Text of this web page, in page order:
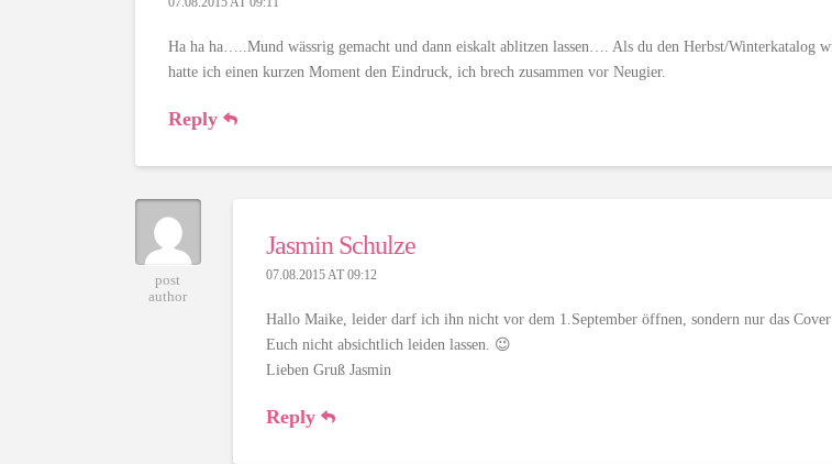
Ha ha ha…..Mund wässrig gemacht und dann eiskalt ablitzen lassen…. Als du den Herbst/Winterkatalog
hatte ich einen kurzen Moment den Eindruck, ich brech zusammen vor Neugier.
Reply
post
author
Jasmin Schulze
07.08.2015 AT 09:12
Hallo Maike, leider darf ich ihn nicht vor dem 1.September öffnen, sondern nur das
Euch nicht absichtlich leiden lassen. 😉
Lieben Gruß Jasmin
Reply